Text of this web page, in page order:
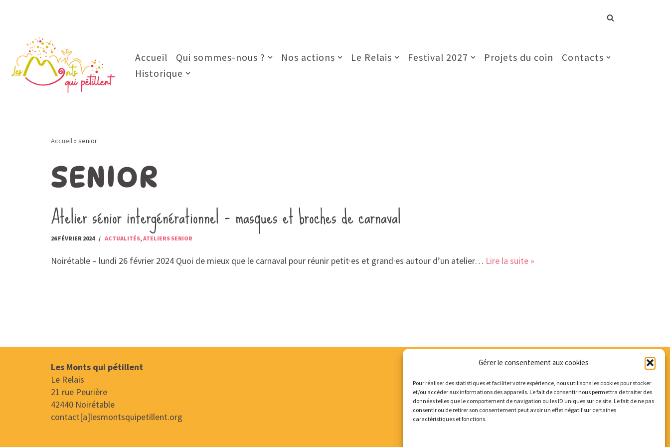
Gérer le consentement aux cookies
Pour réaliser des statistiques et faciliter votre expérience, nous utilisons les cookies pour stocker
et/ou accéder aux informations des appareils. Le fait de consentir nous permettra de traiter des
données telles que le comportement de navigation ou les ID uniques sur ce site. Le fait de ne pas
consentir ou de retirer son consentement peut avoir un effet négatif sur certaines
caractéristiques et fonctions.
contenu
Accueil Qui sommes-nous ? Nos actions Le Relais Festival 2027 Projets du coin
Contacts
Historique
Accueil» senior
SENIOR
Atelier sénior intergénérationnel – masques et broches de carnaval
26 FÉVRIER 2024 ACTUALITÉS, ATELIERS SENIOR
Noirétable – lundi 26 février 2024 Quoi de mieux que le carnaval pour réunir petit·es et grand·es autour d’un atelier… Lire la suite »
Les Monts qui pétillent
Le Relais
21 rue Peurière
42440 Noirétable
contact[a]lesmontsquipetillent.org